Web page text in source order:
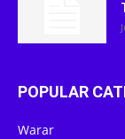
POPULAR
Warar